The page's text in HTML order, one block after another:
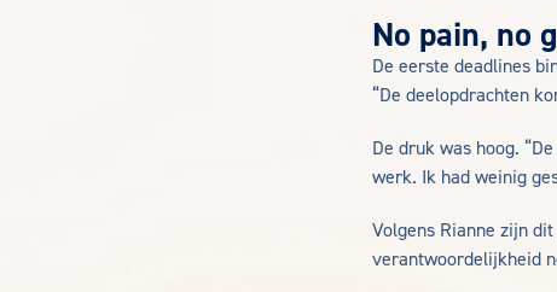
No pain, no
De eerste deadlines
“De deelopdrachten
De druk was hoog.
werk. Ik had weinig
Volgens Rianne zijn
verantwoordelijkheid